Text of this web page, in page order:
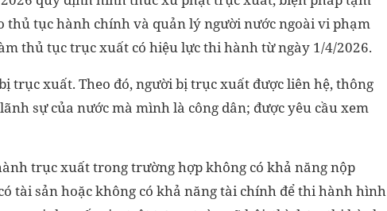
thủ tục hành chính và quản lý người nước ngoài vi phạm
thủ tục trục xuất có hiệu lực thi hành từ ngày 1/4/2026.
trục xuất. Theo đó, người bị trục xuất được liên hệ, thông
sự của nước mà mình là công dân; được yêu cầu xem
trục xuất trong trường hợp không có khả năng nộp
tài sản hoặc không có khả năng tài chính để thi hành hình